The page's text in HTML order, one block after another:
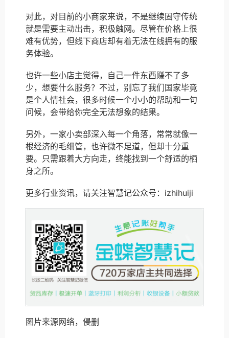
对此，对目前的小商家来说，不是继续固守传统
就是需要主动出击，积极触网。尽管在价格上很
难有优势，但线下商店却有着无法在线拥有的服
务体验。
也许一些小店主觉得，自己一件东西赚不了多
少，想要什么服务？不过，别忘了我们国家毕竟
是个人情社会，很多时候一个小小的帮助和一句
问候，会带给你完全无法想象的结果。
另外，一家小卖部深入每一个角落，常常就像一
根经济的毛细管，也许微不足道，但却十分重
要。只需跟着大方向走，终能找到一个舒适的栖
身之所。
更多行业资讯，请关注智慧记公众号：izhihuiji
图片来源网络，侵删